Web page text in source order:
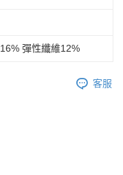
彈性纖維12%
客服